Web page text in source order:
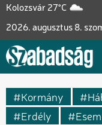
Ugrás
tartalomra
Kolozsvár 27°C
2026. augusztus 8.
Kormány
Erdély